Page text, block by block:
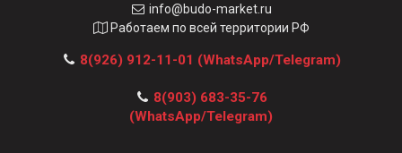
info@budo-market.ru
Работаем по всей территории РФ
8(926) 912-11-01 (WhatsApp/Telegram)
8(903) 683-35-76
(WhatsApp/Telegram)